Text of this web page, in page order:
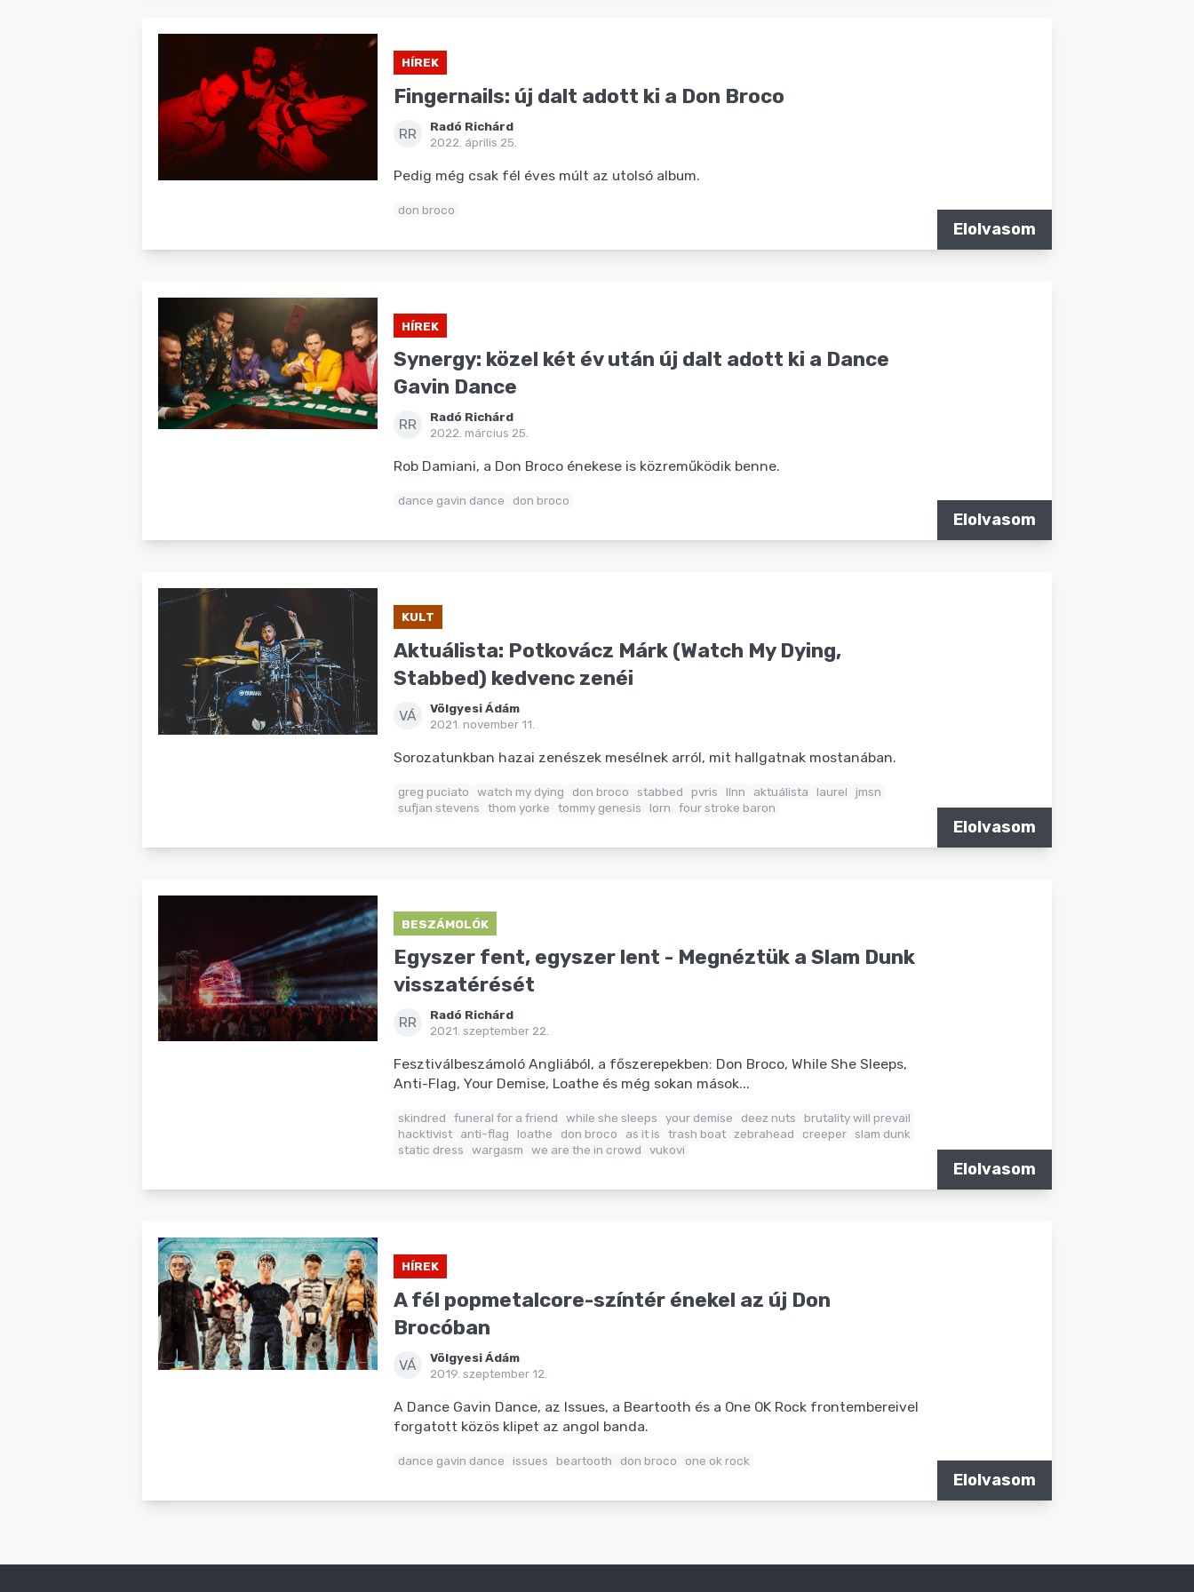
HÍREK
Fingernails: új dalt adott ki a Don Broco
RR
Radó Richárd
2022. április 25.
Pedig még csak fél éves múlt az utolsó album.
don broco
Elolvasom
HÍREK
Synergy: közel két év után új dalt adott ki a Dance
Gavin Dance
RR
Radó Richárd
2022. március 25.
Rob Damiani, a Don Broco énekese is közreműködik benne.
dance gavin dance don broco
Elolvasom
KULT
Aktuálista: Potkovácz Márk (Watch My Dying,
Stabbed) kedvenc zenéi
VÁ
Völgyesi Ádám
2021. november 11.
Sorozatunkban hazai zenészek mesélnek arról, mit hallgatnak mostanában.
greg puciato watch my dying don broco stabbed pvris llnn aktuálista laurel
jmsn
sufjan stevens
thom yorke tommy genesis lorn four stroke baron
Elolvasom
BESZÁMOLÓK
Egyszer fent, egyszer lent - Megnéztük a Slam Dunk
visszatérését
RR
Radó Richárd
2021. szeptember 22.
Fesztiválbeszámoló Angliából, a főszerepekben: Don Broco, While She Sleeps,
Anti-Flag, Your Demise, Loathe és még sokan mások...
skindred funeral for a friend while she sleeps your demise deez nuts
brutality will prevail
hacktivist
anti-flag loathe don broco as it is trash boat zebrahead creeper slam dunk
static dress
wargasm we are the in crowd vukovi
Elolvasom
HÍREK
A fél popmetalcore-színtér énekel az új Don
Brocóban
VÁ
Völgyesi Ádám
2019. szeptember 12.
A Dance Gavin Dance, az Issues, a Beartooth és a One OK Rock frontembereivel
forgatott közös klipet az angol banda.
dance gavin dance issues beartooth don broco one ok rock
Elolvasom